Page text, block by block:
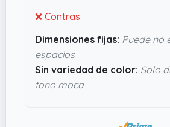
demasiado llamativo.
❌ Contras
Dimensiones fijas: Puede no
espacios
Sin variedad de color: Solo
tono moca